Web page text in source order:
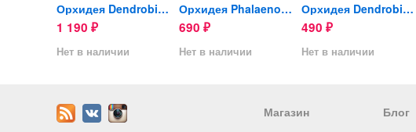
Орхидея Dendrobium Thailand...
1 190 ₽
Нет в наличии
Орхидея Phalaenopsis...
690 ₽
Нет в наличии
Орхидея Dendrobium Thai Red...
490 ₽
Нет в наличии
Магазин
Блог